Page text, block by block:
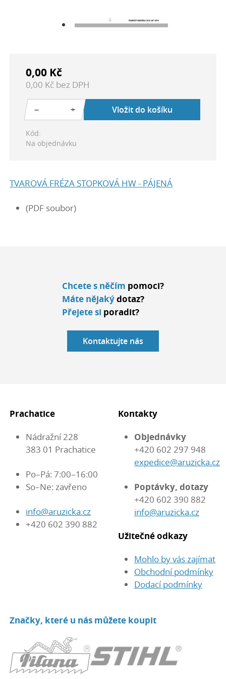
0,00 Kč
0,00 Kč bez DPH
− + Vložit do košíku
Kód:
Na objednávku
TVAROVÁ FRÉZA STOPKOVÁ HW - PÁJENÁ
(PDF soubor)
Chcete s něčím pomoci?
Máte nějakýdotaz?
Přejete si poradit?
Kontaktujte nás
Prachatice
Nádražní 228
383 01 Prachatice
Po–Pá: 7:00–16:00
So–Ne: zavřeno
info@aruzicka.cz
+420 602 390 882
Kontakty
Objednávky
+420 602 297 948
expedice@aruzicka.cz
Poptávky, dotazy
+420 602 390 882
info@aruzicka.cz
Užitečné odkazy
Mohlo by vás zajímat
Obchodní podmínky
Dodací podmínky
Značky, které u nás můžete koupit